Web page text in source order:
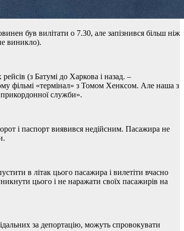
був вилітати о 7.30, але запізнився більш ніж
виникло).
(з Батумі до Харкова і назад. –
фільмі «термінал» з Томом Хенксом. Але наша з
служби».
і паспорт виявився недійсним. Пасажира не
в літак цього пасажира і вилетіти вчасно
цього і не наражати своїх пасажирів на
за депортацію, можуть спровокувати